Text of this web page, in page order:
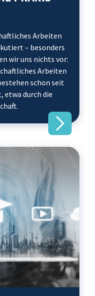
Arbeiten
– besonders
wir uns nichts vor:
Arbeiten
schon seit
etwa durch die